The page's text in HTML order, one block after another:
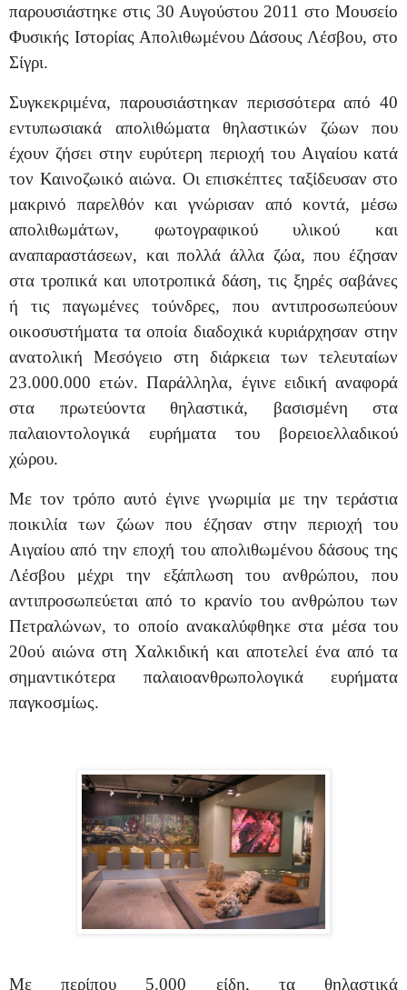
παρουσιάστηκε στις 30 Αυγούστου 2011 στο Μουσείο
Φυ­σικής Ιστορίας Απολιθωμένου Δάσους Λέσβου, στο
Σίγρι.
Συγκεκριμένα, παρουσιάστηκαν περισσότερα από 40
εντυπωσιακά απολιθώματα θηλαστικών ζώων που
έχουν ζήσει στην ευρύτερη περιοχή του Αιγαίου κατά
τον Καινοζωικό αιώνα. Οι επισκέπτες ταξίδευσαν στο
μακρινό παρελθόν και γνώρισαν από κοντά, μέσω
απολιθωμάτων, φωτογραφικού υλικού και
αναπαραστάσεων, και πολλά άλλα ζώα, που έζησαν
στα τροπικά και υποτροπικά δάση, τις ξηρές σαβάνες
ή τις παγωμένες τούνδρες, που αντιπροσωπεύουν
οικοσυστήματα τα οποία διαδοχικά κυριάρχησαν στην
ανατολική Μεσόγειο στη διάρκεια των τελευταίων
23.000.000 ετών. Παράλληλα, έγινε ειδική αναφορά
στα πρωτεύοντα θηλαστικά, βασισμένη στα
παλαιοντολογικά ευρήματα του βορειοελλαδικού
χώρου.
Με τον τρόπο αυτό έγινε γνωριμία με την τεράστια
ποικιλία των ζώων που έζησαν στην περιοχή του
Αιγαίου από την εποχή του απολιθωμένου δάσους της
Λέσβου μέχρι την εξάπλωση του ανθρώπου, που
αντιπροσωπεύεται από το κρανίο του ανθρώπου των
Πετραλώνων, το οποίο ανακαλύφθηκε στα μέσα του
20ού αιώνα στη Χαλκιδική και αποτελεί ένα από τα
σημαντικότερα παλαιοανθρωπολογικά ευρήματα
παγκοσμίως.
Με περίπου 5.000 είδη, τα θηλαστικά